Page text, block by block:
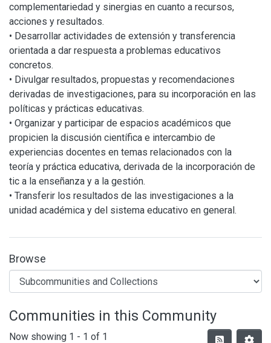
complementariedad y sinergias en cuanto a recursos,
acciones y resultados.
• Desarrollar actividades de extensión y transferencia
orientada a dar respuesta a problemas educativos
concretos.
• Divulgar resultados, propuestas y recomendaciones
derivadas de investigaciones, para su incorporación en las
políticas y prácticas educativas.
• Organizar y participar de espacios académicos que
propicien la discusión científica e intercambio de
experiencias docentes en temas relacionados con la
teoría y práctica educativa, derivada de la incorporación de
tic a la enseñanza y a la gestión.
• Transferir los resultados de las investigaciones a la
unidad académica y del sistema educativo en general.
Browse
Communities in this Community
Now showing 1 - 1 of 1